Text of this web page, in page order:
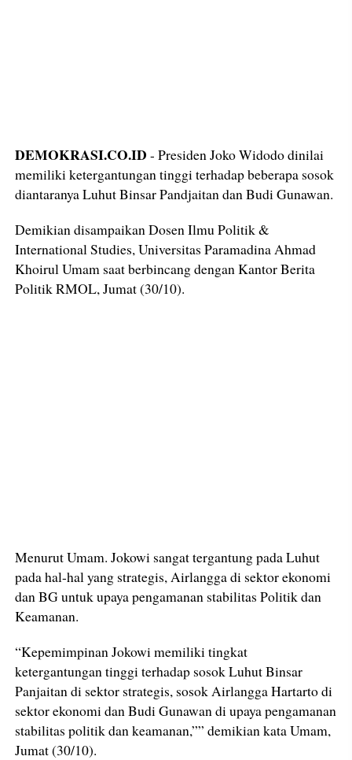
DEMOKRASI.CO.ID - Presiden Joko Widodo dinilai
memiliki ketergantungan tinggi terhadap beberapa sosok
diantaranya Luhut Binsar Pandjaitan dan Budi Gunawan.
Demikian disampaikan Dosen Ilmu Politik &
International Studies, Universitas Paramadina Ahmad
Khoirul Umam saat berbincang dengan Kantor Berita
Politik RMOL, Jumat (30/10).
Menurut Umam. Jokowi sangat tergantung pada Luhut
pada hal-hal yang strategis, Airlangga di sektor ekonomi
dan BG untuk upaya pengamanan stabilitas Politik dan
Keamanan.
“Kepemimpinan Jokowi memiliki tingkat
ketergantungan tinggi terhadap sosok Luhut Binsar
Panjaitan di sektor strategis, sosok Airlangga Hartarto di
sektor ekonomi dan Budi Gunawan di upaya pengamanan
stabilitas politik dan keamanan,”” demikian kata Umam,
Jumat (30/10).